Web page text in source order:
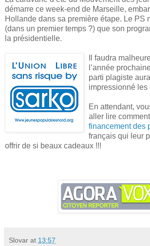
démarre ce week-end de Marseille,
Hollande dans sa première étape. Le PS
(dans un premier temps ?) que son
la présidentielle.
Il faudra
l’année
parti plagiste
impressionné les
En attendant,
aller lire
financement des
français qui leur
offrir de si beaux cadeaux !!!
Slovar at 13:57